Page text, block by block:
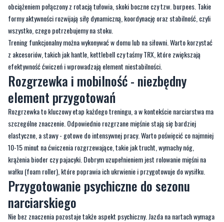
Trening funkcjonalny można wykonywać w domu lub na siłowni. Warto korzystać
z akcesoriów, takich jak hantle, kettlebell czy taśmy TRX, które zwiększają
efektywność ćwiczeń i wprowadzają element niestabilności.
Rozgrzewka i mobilność - niezbędny
element przygotowań
Rozgrzewka to kluczowy etap każdego treningu, a w kontekście narciarstwa ma
szczególne znaczenie. Odpowiednio rozgrzane mięśnie stają się bardziej
elastyczne, a stawy - gotowe do intensywnej pracy. Warto poświęcić co najmniej
10-15 minut na ćwiczenia rozgrzewające, takie jak trucht, wymachy nóg,
krążenia bioder czy pajacyki. Dobrym uzupełnieniem jest rolowanie mięśni na
wałku (foam roller), które poprawia ich ukrwienie i przygotowuje do wysiłku.
Przygotowanie psychiczne do sezonu
narciarskiego
Nie bez znaczenia pozostaje także aspekt psychiczny. Jazda na nartach wymaga
koncentracji, przewidywania sytuacji i szybkiego podejmowania decyzji. Trening
mentalny, obejmujący techniki relaksacyjne, wizualizacje czy ćwiczenia
oddechowe, pomaga zachować spokój i opanowanie na stoku. Warto również